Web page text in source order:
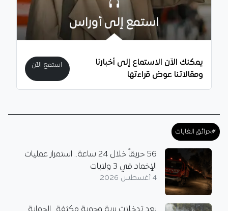
استمع إلى أوراس
يمكنك الآن الاستماع إلى أخبارنا
ومقالاتنا عوض قراءتها
استمع الآن
#حرائق الغابات
56 حريقاً خلال 24 ساعة.. استمرار عمليات
الإخماد في 3 ولايات
4 أغسطس 2026